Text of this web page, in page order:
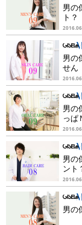
男の
ト？
男の
せん
男の
っぱ
男の
ント
男の